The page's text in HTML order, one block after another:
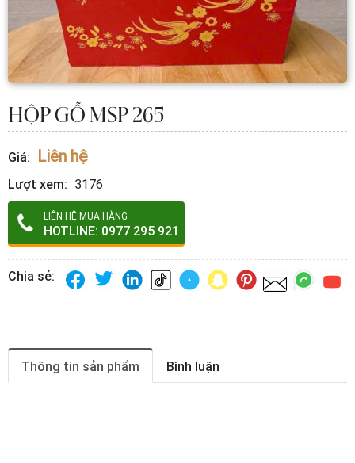
HỘP GỖ MSP 265
Giá: Liên hệ
Lượt xem: 3176
LIÊN HỆ MUA HÀNG
HOTLINE: 0977 295 921
Chia sẻ:
Thông tin sản phẩm Bình luận